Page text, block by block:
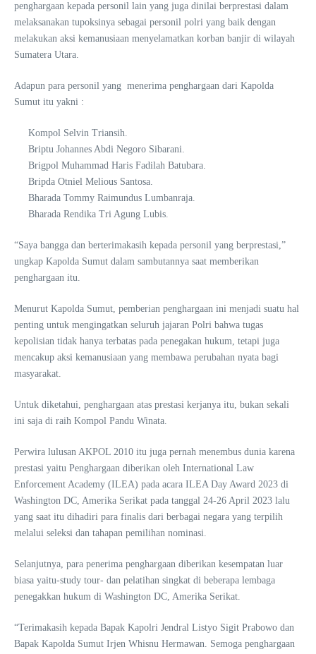
penghargaan kepada personil lain yang juga dinilai berprestasi dalam
melaksanakan tupoksinya sebagai personil polri yang baik dengan
melakukan aksi kemanusiaan menyelamatkan korban banjir di wilayah
Sumatera Utara.
Adapun para personil yang menerima penghargaan dari Kapolda
Sumut itu yakni :
Kompol Selvin Triansih.
Briptu Johannes Abdi Negoro Sibarani.
Brigpol Muhammad Haris Fadilah Batubara.
Bripda Otniel Melious Santosa.
Bharada Tommy Raimundus Lumbanraja.
Bharada Rendika Tri Agung Lubis.
“Saya bangga dan berterimakasih kepada personil yang berprestasi,”
ungkap Kapolda Sumut dalam sambutannya saat memberikan
penghargaan itu.
Menurut Kapolda Sumut, pemberian penghargaan ini menjadi suatu hal
penting untuk mengingatkan seluruh jajaran Polri bahwa tugas
kepolisian tidak hanya terbatas pada penegakan hukum, tetapi juga
mencakup aksi kemanusiaan yang membawa perubahan nyata bagi
masyarakat.
Untuk diketahui, penghargaan atas prestasi kerjanya itu, bukan sekali
ini saja di raih Kompol Pandu Winata.
Perwira lulusan AKPOL 2010 itu juga pernah menembus dunia karena
prestasi yaitu Penghargaan diberikan oleh International Law
Enforcement Academy (ILEA) pada acara ILEA Day Award 2023 di
Washington DC, Amerika Serikat pada tanggal 24-26 April 2023 lalu
yang saat itu dihadiri para finalis dari berbagai negara yang terpilih
melalui seleksi dan tahapan pemilihan nominasi.
Selanjutnya, para penerima penghargaan diberikan kesempatan luar
biasa yaitu-study tour- dan pelatihan singkat di beberapa lembaga
penegakkan hukum di Washington DC, Amerika Serikat.
“Terimakasih kepada Bapak Kapolri Jendral Listyo Sigit Prabowo dan
Bapak Kapolda Sumut Irjen Whisnu Hermawan. Semoga penghargaan